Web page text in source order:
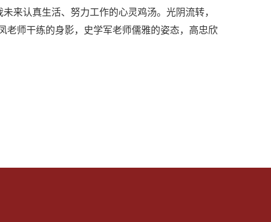
来认真生活、努力工作的心灵鸡汤。光阴流转，
老师干练的身影，史学军老师儒雅的姿态，高忠欣